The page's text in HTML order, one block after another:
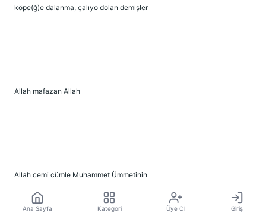
köpe(ğ)e dalanma, çalıyo dolan demişler
Allah mafazan Allah
Allah cemi cümle Muhammet Ümmetinin
Ana Sayfa Kategori Üye Ol Giriş